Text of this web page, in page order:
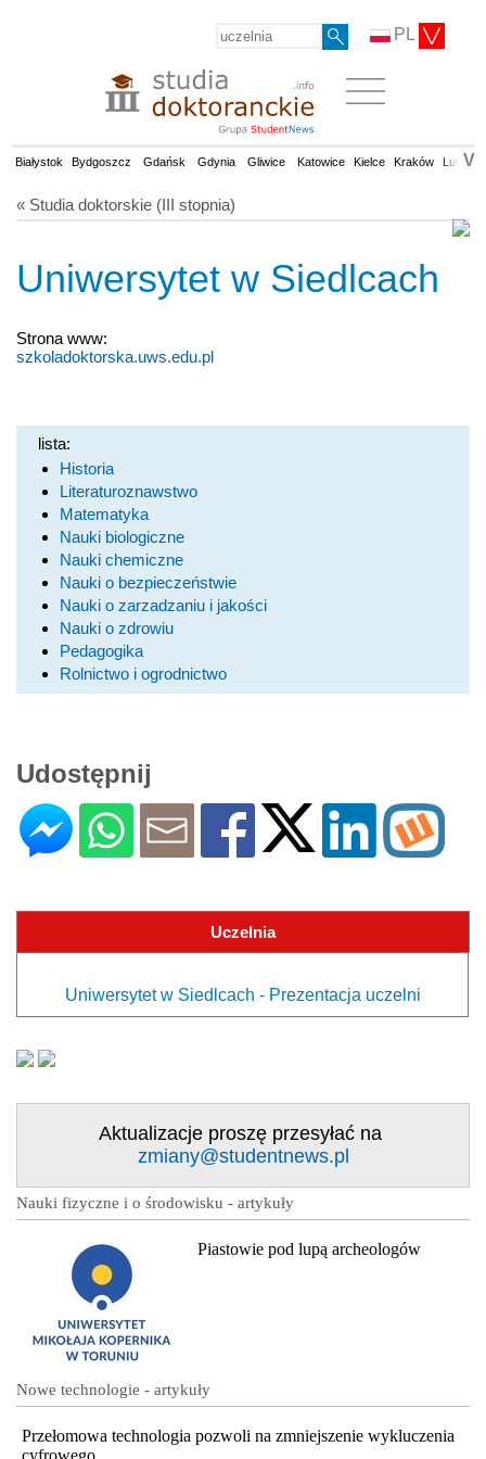
PL
Białystok Bydgoszcz Gdańsk Gdynia Gliwice Katowice Kielce Kraków Lublin
V
« Studia doktorskie (III stopnia)
Uniwersytet w Siedlcach
Strona www:
szkoladoktorska.uws.edu.pl
lista:
Historia
Literaturoznawstwo
Matematyka
Nauki biologiczne
Nauki chemiczne
Nauki o bezpieczeństwie
Nauki o zarzadzaniu i jakości
Nauki o zdrowiu
Pedagogika
Rolnictwo i ogrodnictwo
Udostępnij
Uczelnia
Uniwersytet w Siedlcach - Prezentacja uczelni
Aktualizacje proszę przesyłać na
zmiany@studentnews.pl
Nauki fizyczne i o środowisku - artykuły
Piastowie pod lupą archeologów
Nowe technologie - artykuły
Przełomowa technologia pozwoli na zmniejszenie wykluczenia
cyfrowego